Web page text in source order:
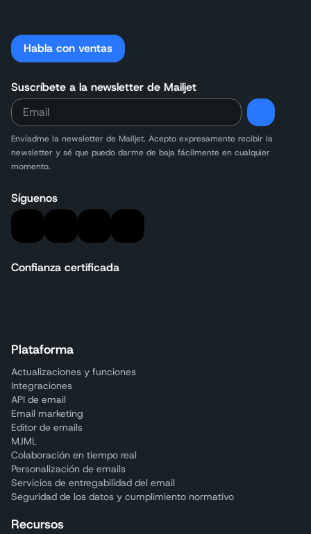
Habla con ventas
Suscríbete a la newsletter de Mailjet
Envíadme la newsletter de Mailjet. Acepto expresamente recibir la
newsletter y sé que puedo darme de baja fácilmente en cualquier
momento.
Síguenos
Confianza certificada
Plataforma
Actualizaciones y funciones
Integraciones
API de email
Email marketing
Editor de emails
MJML
Colaboración en tiempo real
Personalización de emails
Servicios de entregabilidad del email
Seguridad de los datos y cumplimiento normativo
Recursos